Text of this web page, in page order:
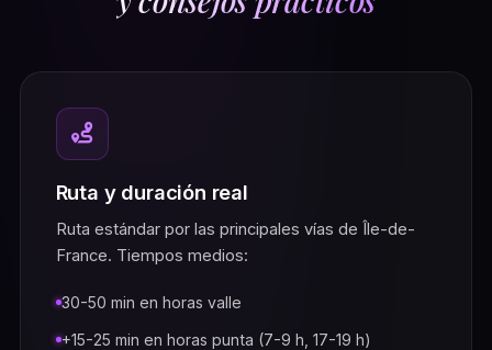
Ruta y duración real
Ruta estándar por las principales vías de Île-de-
France. Tiempos medios:
30-50 min en horas valle
+15-25 min en horas punta (7-9 h, 17-19 h)